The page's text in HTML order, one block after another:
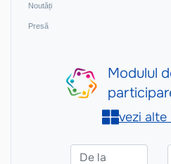
Noutăți
Presă